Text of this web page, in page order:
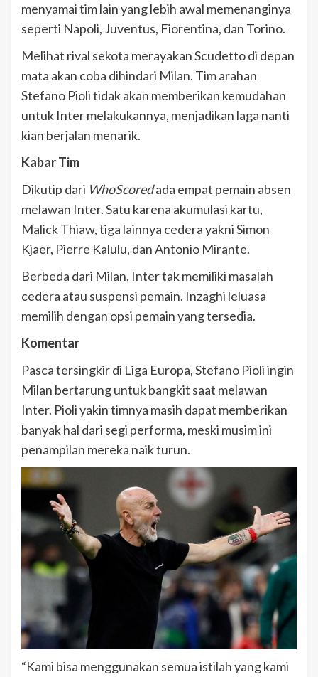
menyamai tim lain yang lebih awal memenanginya
seperti Napoli, Juventus, Fiorentina, dan Torino.
Melihat rival sekota merayakan Scudetto di depan
mata akan coba dihindari Milan. Tim arahan
Stefano Pioli tidak akan memberikan kemudahan
untuk Inter melakukannya, menjadikan laga nanti
kian berjalan menarik.
Kabar Tim
Dikutip dari WhoScoredada empat pemain absen
melawan Inter. Satu karena akumulasi kartu,
Malick Thiaw, tiga lainnya cedera yakni Simon
Kjaer, Pierre Kalulu, dan Antonio Mirante.
Berbeda dari Milan, Inter tak memiliki masalah
cedera atau suspensi pemain. Inzaghi leluasa
memilih dengan opsi pemain yang tersedia.
Komentar
Pasca tersingkir di Liga Europa, Stefano Pioli ingin
Milan bertarung untuk bangkit saat melawan
Inter. Pioli yakin timnya masih dapat memberikan
banyak hal dari segi performa, meski musim ini
penampilan mereka naik turun.
“Kami bisa menggunakan semua istilah yang kami